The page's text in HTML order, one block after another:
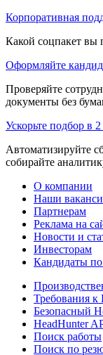
Корпоративная
Какой соцпакет вы
Оформляйте
Проверяйте
документы без
Ускорьте подбор в
Автоматизируйте
собирайте
О компании
Наши
Партнерам
Реклама на
Новости и
Инвесторам
Кандидаты
Требования
Безопасный
HeadHunter
Поиск работы
Поиск по